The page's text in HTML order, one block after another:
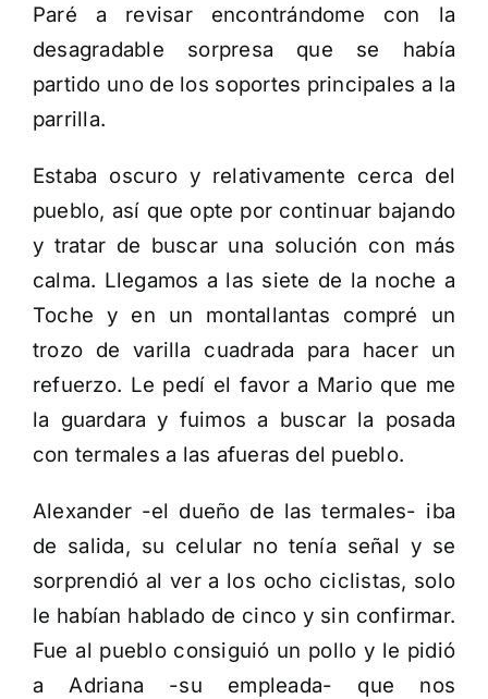
Paré a revisar encontrándome con la
desagradable sorpresa que se había
partido uno de los soportes principales a la
parrilla.
Estaba oscuro y relativamente cerca del
pueblo, así que opte por continuar bajando
y tratar de buscar una solución con más
calma. Llegamos a las siete de la noche a
Toche y en un montallantas compré un
trozo de varilla cuadrada para hacer un
refuerzo. Le pedí el favor a Mario que me
la guardara y fuimos a buscar la posada
con termales a las afueras del pueblo.
Alexander -el dueño de las termales- iba
de salida, su celular no tenía señal y se
sorprendió al ver a los ocho ciclistas, solo
le habían hablado de cinco y sin confirmar.
Fue al pueblo consiguió un pollo y le pidió
a Adriana -su empleada- que nos